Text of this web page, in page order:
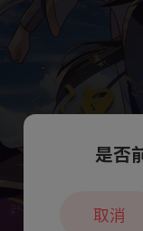
本章节
是否
取消